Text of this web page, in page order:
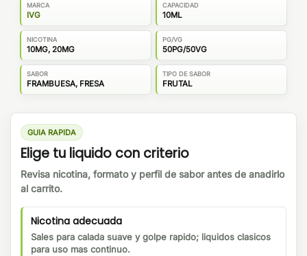
MARCA
IVG
CAPACIDAD
10ML
NICOTINA
10MG, 20MG
PG/VG
50PG/50VG
SABOR
FRAMBUESA, FRESA
TIPO DE SABOR
FRUTAL
GUIA RAPIDA
Elige tu liquido con criterio
Revisa nicotina, formato y perfil de sabor antes de anadirlo
al carrito.
Nicotina adecuada
Sales para calada suave y golpe rapido; liquidos clasicos
para uso mas continuo.